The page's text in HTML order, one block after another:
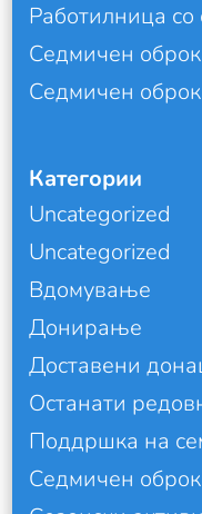
Работилница
Седмичен
Седмичен
Категории
Uncategorized
Uncategorized
Вдомување
Донирање
Доставени
Останати
Поддршка на
Седмичен оброк